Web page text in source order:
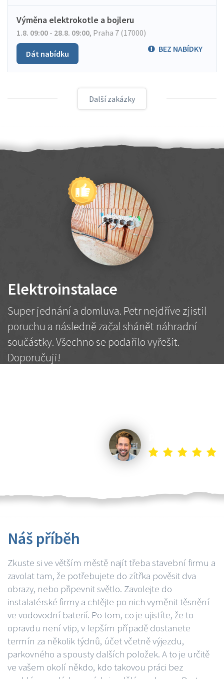
Výměna elektrokotle a bojleru
1.8. 09:00 - 28.8. 09:00, Praha 7 (17000)
BEZ NABÍDKY
Dát nabídku
Další zakázky
Elektroinstalace
Super jednání a domluva. Petr nejdříve zjistil
poruchu a následně začal shánět náhradní
součástky. Všechno se podařilo vyřešit.
Doporučuji!
Náš příběh
Zkuste si ve větším městě najít třeba stavební firmu a
zavolat tam, že potřebujete do zítřka pověsit dva
obrazy, nebo připevnit světlo. Zavolejte do
instalatérské firmy a chtějte po nich vyměnit těsnění
ve vodovodní baterií. Po tom, co je ujistíte, že to
opravdu není vtip, v lepším případě dostanete
termín za několik týdnů, účet včetně výjezdu,
parkovného a spousty dalších položek. A to je určitě
ve vašem okolí někdo, kdo takovou práci bez